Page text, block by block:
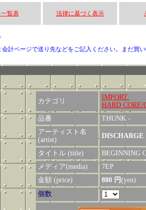
覧表 法律に基づく表示
計ページで送り先などをご記入ください。まだ買
カテゴリ
IMPORT:
HARD CORE/
品番
THUNK -
アーティスト名
(artist)
DISCHARGE
タイトル (title)
BEGINNING
メディア(media)
7EP
金額 (price)
880 円(yen)
個数